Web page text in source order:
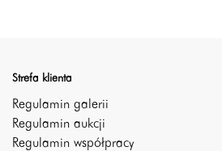
Strefa klienta
Regulamin galerii
Regulamin aukcji
Regulamin współpracy